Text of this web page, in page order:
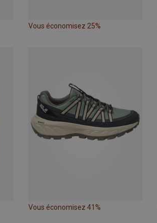
Vous économisez 25%
Vous économisez 41%